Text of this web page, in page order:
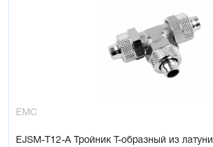
EMC
EJSM-T12-A Тройник Т-образный из латуни